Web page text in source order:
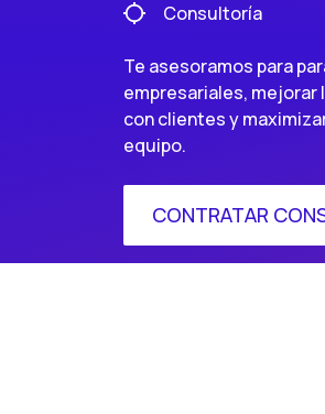
Consultoría
Te asesoramos para
empresariales, mejorar
con clientes y
equipo.
CONTRATAR